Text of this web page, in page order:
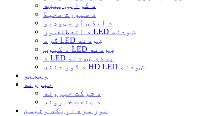
د کرایې پیښه
د سپورت محیط
د ایکس آر سټوډیو
د انعطاف وړ LED ښودنه
ګرد LED ښودنه
د کیوب LED ښودنه
د LED پردې ښودنه
د کور دننه HD LED ښودنه
ویډیو
خبرونه
د شرکت خبرونه
د صنعت خبرونه
موږ سره اړیکه ونیسئ